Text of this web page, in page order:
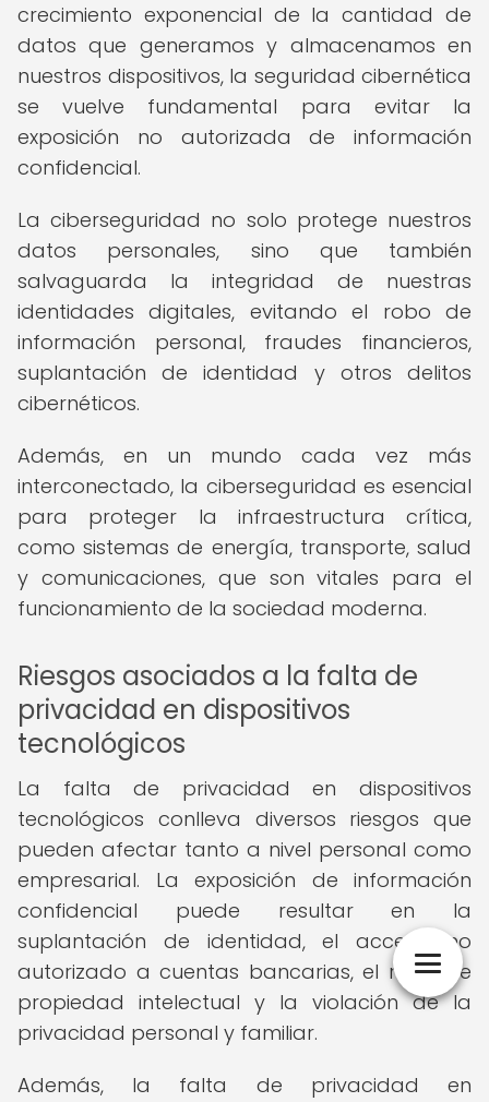
crecimiento exponencial de la cantidad de
datos que generamos y almacenamos en
nuestros dispositivos, la seguridad cibernética
se vuelve fundamental para evitar la
exposición no autorizada de información
confidencial.
La ciberseguridad no solo protege nuestros
datos personales, sino que también
salvaguarda la integridad de nuestras
identidades digitales, evitando el robo de
información personal, fraudes financieros,
suplantación de identidad y otros delitos
cibernéticos.
Además, en un mundo cada vez más
interconectado, la ciberseguridad es esencial
para proteger la infraestructura crítica,
como sistemas de energía, transporte, salud
y comunicaciones, que son vitales para el
funcionamiento de la sociedad moderna.
Riesgos asociados a la falta de
privacidad en dispositivos
tecnológicos
La falta de privacidad en dispositivos
tecnológicos conlleva diversos riesgos que
pueden afectar tanto a nivel personal como
empresarial. La exposición de información
confidencial puede resultar en la
suplantación de identidad, el acceso no
autorizado a cuentas bancarias, el robo de
propiedad intelectual y la violación de la
privacidad personal y familiar.
Además, la falta de privacidad en